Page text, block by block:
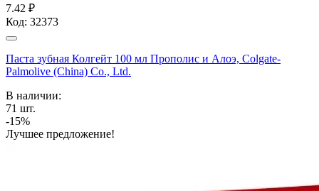
7.42 ₽
Код: 32373
Паста зубная Колгейт 100 мл Прополис и Алоэ, Colgate-
Palmolive (China) Co., Ltd.
В наличии:
71 шт.
-15%
Лучшее предложение!